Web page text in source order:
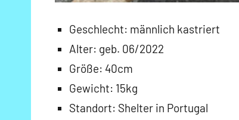
Geschlecht: männlich kastriert
Alter: geb. 06/2022
Größe: 40cm
Gewicht: 15kg
Standort: Shelter in Portugal